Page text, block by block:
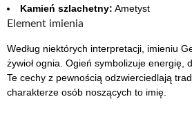
Kamień szlachetny: Ametyst
Element imienia
Według niektórych interpretacji, imieniu
żywioł ognia. Ogień symbolizuje energię,
Te cechy z pewnością odzwierciedlają
charakterze osób noszących to imię.